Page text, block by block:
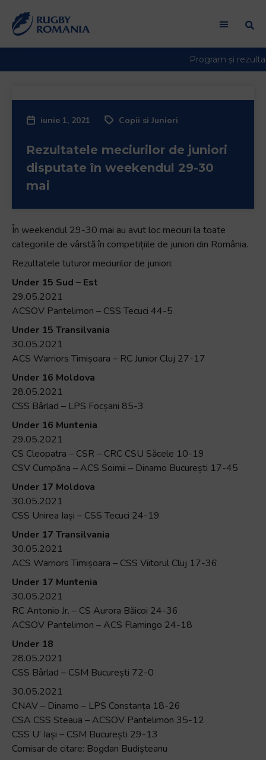
in
Accessibility
screen
reader,
press
"Ctrl
This
activates
the
screen
reader
help
you
navigate
and
interact
the
content.
iunie 1, 2021 Copii si Juniori
Rezultatele meciurilor de juniori
disputate în weekendul 29-30
mai
În weekendul 29-30 mai au avut loc meciuri la toate
categoriile de vârstă în competițiile de juniori din România.
Rezultatele tuturor meciurilor de juniori:
Under 15 Sud – Est
29.05.2021
ACSOV Pantelimon – CSS Tecuci 44-5
Under 15 Transilvania
30.05.2021
ACS Warriors Timișoara – RC Junior Cluj 27-17
Under 16 Moldova
28.05.2021
CSS Bârlad – LPS Focșani 85-3
Under 16 Muntenia
29.05.2021
CS Cleopatra – CSR – CRC CSU Săcele 10-19
CSV Cumpăna – ACS Soimii – Dinamo București 17-45
Under 17 Moldova
30.05.2021
CSS Unirea Iași – CSS Tecuci 24-19
Under 17 Transilvania
30.05.2021
ACS Warriors Timișoara – CSS Viitorul Cluj 17-36
Under 17 Muntenia
30.05.2021
RC Antonio Jr. – CS Aurora Băicoi 24-36
ACSOV Pantelimon – ACS Flamingo 24-18
Under 18
28.05.2021
CSS Bârlad – CSM București 72-0
30.05.2021
CNAV – Dinamo – LPS Constanța 18-26
CSA CSS Steaua – ACSOV Pantelimon 35-12
CSS U’ Iași – CSM București 29-13
Comisar de citare: Bogdan Budișteanu